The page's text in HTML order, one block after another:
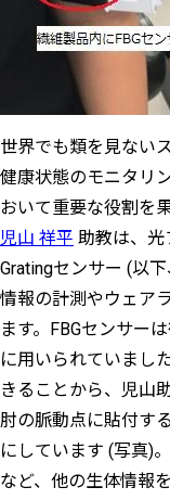
世界でも類を見ない
健康状態のモニタリ
おいて重要な役割を
児山 祥平 助教は、光
Gratingセンサー (以
情報の計測やウェア
ます。FBGセンサー
に用いられていまし
きることから、児山
肘の脈動点に貼付す
にしています (写真)
など、他の生体情報